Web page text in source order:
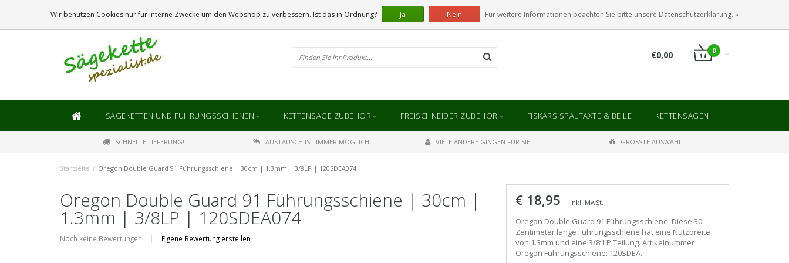
ANMELDEN KUNDENKONTO ANLEGEN
€0,00 0
SÄGEKETTEN UND FÜHRUNGSSCHIENEN KETTENSÄGE ZUBEHÖR FREISCHNEIDER ZUBEHÖR FISKARS SPALTÄXTE & BEILE KETTENSÄGEN
SCHNELLE LIEFERUNG! AUSTAUSCH IST IMMER MÖGLICH VIELE ANDERE GINGEN FÜR SIE! GRÖSSTE AUSWAHL
Startseite / Oregon Double Guard 91 Führungsschiene | 30cm | 1.3mm | 3/8LP | 120SDEA074
Oregon Double Guard 91 Führungsschiene | 30cm |
1.3mm | 3/8LP | 120SDEA074
Noch keine Bewertungen | Eigene Bewertung erstellen
€ 18,95 Inkl. MwSt.
Oregon Double Guard 91 Führungsschiene. Diese 30
Zentimeter lange Führungsschiene hat eine Nutzbreite
von 1.3mm und eine 3/8“LP Teilung. Artikelnummer
Oregon Führungsschiene: 120SDEA.
Wir benutzen Cookies nur für interne Zwecke um den Webshop zu verbessern. Ist das in Ordnung? Ja Nein Für weitere Informationen beachten Sie bitte unsere Datenschutzerklärung. »